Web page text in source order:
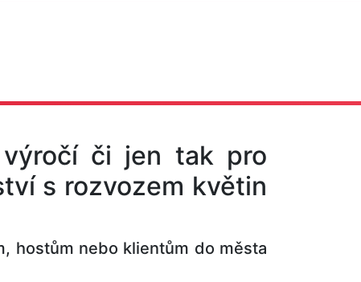
či jen tak pro
s rozvozem květin
hostům nebo klientům do města